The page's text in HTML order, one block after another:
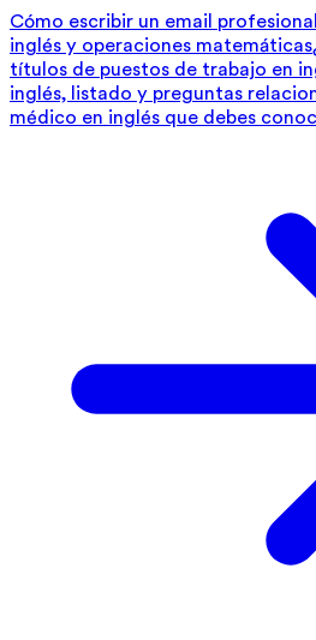
Cómo escribir un email
inglés y operaciones matemáticas
títulos de puestos de trabajo en
inglés, listado y preguntas
médico en inglés que debes